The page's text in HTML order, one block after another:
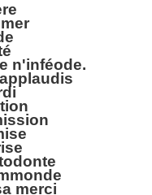
n'inféode.
merci